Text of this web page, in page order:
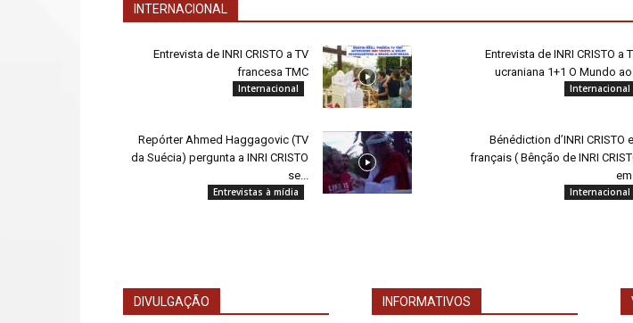
INTERNACIONAL
Entrevista de INRI CRISTO a TV
francesa TMC
Internacional
Entrevista de INRI CRISTO a
ucraniana 1+1 O Mundo ao...
Internacional
Repórter Ahmed Haggagovic (TV
da Suécia) pergunta a INRI CRISTO
se...
Entrevistas à mídia
Bénédiction d’INRI CRISTO
français ( Bênção de INRI
em...
Internacional
DIVULGAÇÃO INFORMATIVOS